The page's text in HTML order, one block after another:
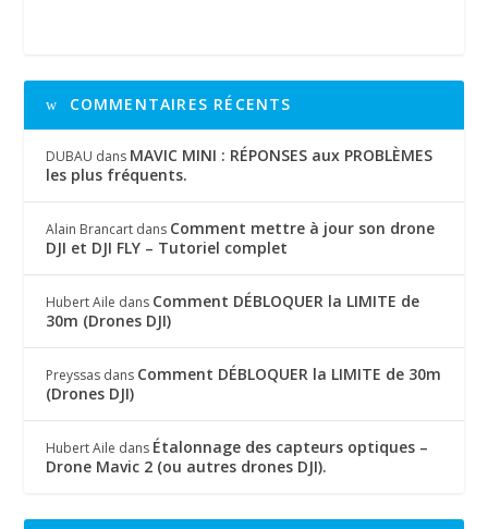
COMMENTAIRES RÉCENTS
DUBAU dans MAVIC MINI : RÉPONSES aux PROBLÈMES
les plus fréquents.
Alain Brancart dans Comment mettre à jour son drone
DJI et DJI FLY – Tutoriel complet
Hubert Aile dans Comment DÉBLOQUER la LIMITE de
30m (Drones DJI)
Preyssas dans Comment DÉBLOQUER la LIMITE de 30m
(Drones DJI)
Hubert Aile dans Étalonnage des capteurs optiques –
Drone Mavic 2 (ou autres drones DJI).